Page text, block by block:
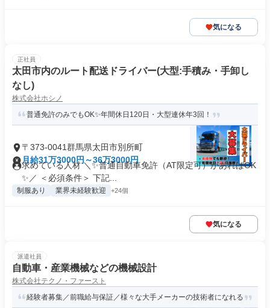
気になる
正社員
太田市内のルート配送ドライバー(大型:手積み・手卸し
なし)
株式会社ホシノ
普通免許のみでもOK✨年間休日120日・大型連休年3回！
〒373-0041群馬県太田市別所町
月給31万3000円～36万3000円
求めている人材 ＼✨普通自動車免許（AT限定可）があればOK
✨／ ＜必須条件＞ 下記...
制服あり 業界未経験歓迎 +24個
気になる
派遣社員
自動車・産業機械などの機械設計
株式会社テクノ・ファースト
経験者募集／前職給与保証／様々な大手メーカーの技術者になれる